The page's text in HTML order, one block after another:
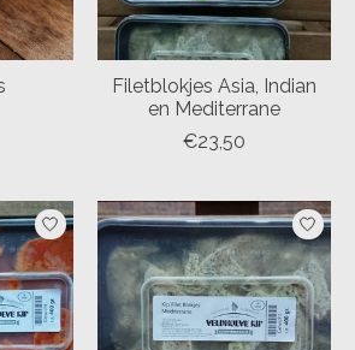
Filetblokjes Asia, Indian
en Mediterrane
€23,50